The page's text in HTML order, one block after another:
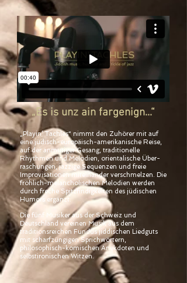
„Es is unz ain fargenign...“
„Playin’ Tachles“ nimmt den Zuhörer mit auf
eine jüdisch-europäisch-amerikanische Reise,
auf der anmutiger Gesang, traditionelle
Rhythmen und Melodien, orientalische Über-
raschungen, jazzige Sequenzen und freie
Improvisationen miteinander verschmelzen. Die
fröhlich-melancholischen Melodien werden
durch freche Spitzfindigkeiten des jüdischen
Humors ergänzt.
Die fünf Musiker aus der Schweiz und
Deutschland vereinen Musik aus dem
traditionsreichen Fundus jiddischen Liedguts
mit scharfzüngigen Sprichwörtern,
philosophisch-komischen Anekdoten und
selbstironischen Witzen.